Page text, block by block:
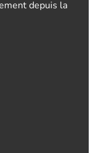
depuis la